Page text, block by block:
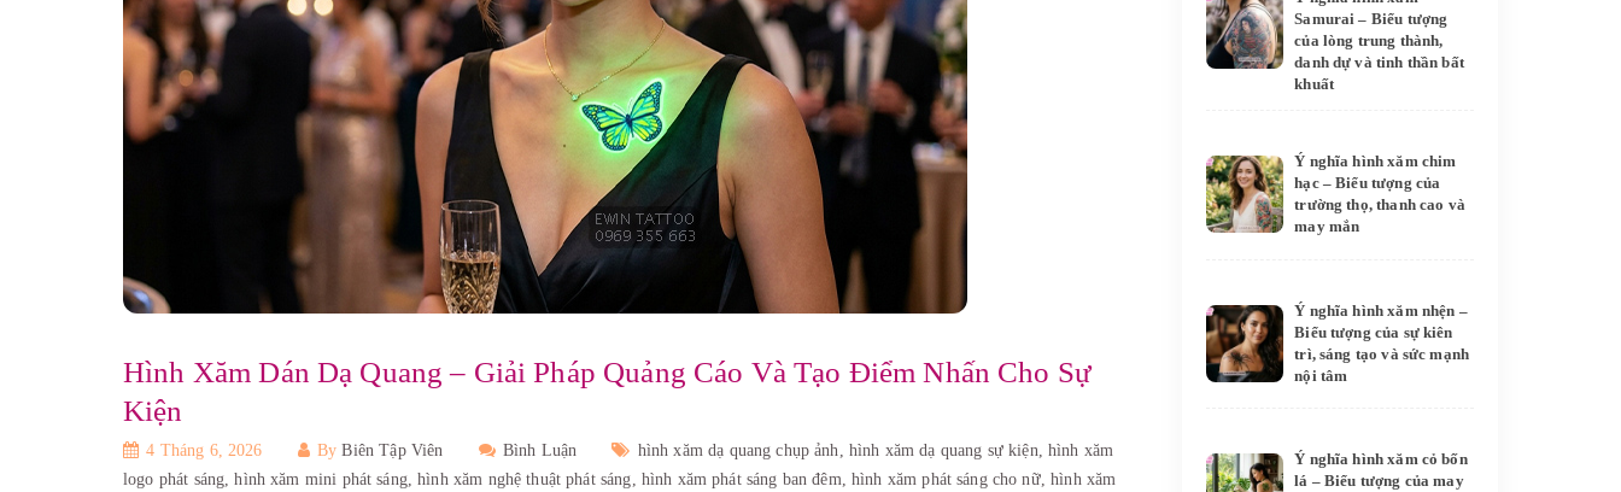
Hình Xăm Dán Dạ Quang – Giải Pháp Quảng Cáo Và Tạo Điểm Nhấn Cho Sự
Kiện
4 Tháng 6, 2026 ByBiên Tập Viên Bình Luận hình xăm dạ quang chụp ảnh, hình xăm dạ quang sự kiện, hình xăm
logo phát sáng,hình xăm mini phát sáng,hình xăm nghệ thuật phát sáng, hình xăm phát sáng ban đêm,hình xăm phát sáng cho nữ,hình xăm
Samurai – Biểu tượng
của lòng trung thành,
danh dự và tinh thần bất
khuất
Ý nghĩa hình xăm chim
hạc – Biểu tượng của
trường thọ, thanh cao và
may mắn
Ý nghĩa hình xăm nhện –
Biểu tượng của sự kiên
trì, sáng tạo và sức mạnh
nội tâm
Ý nghĩa hình xăm cỏ bốn
lá – Biểu tượng của may